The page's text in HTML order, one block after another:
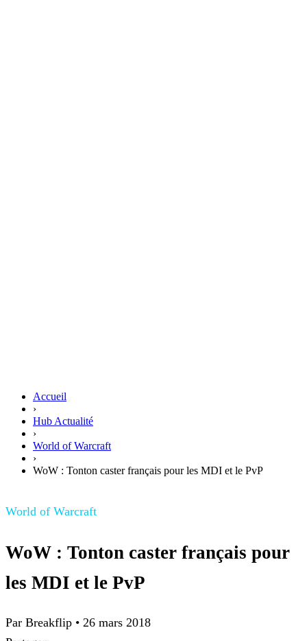
Accueil
›
Hub Actualité
›
World of Warcraft
›
WoW : Tonton caster français pour les MDI et le PvP
World of Warcraft
WoW : Tonton caster français pour
les MDI et le PvP
Par Breakflip • 26 mars 2018